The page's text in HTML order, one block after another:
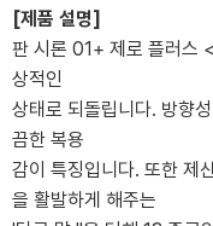
[제품 설명]
판 시론 01+ 제로 플러스
상적인
상태로 되돌립니다. 방향
끔한 복용
감이 특징입니다. 또한 제
을 활발하게 해주는